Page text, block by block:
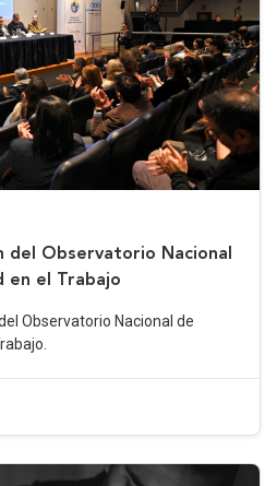
del Observatorio Nacional
en el Trabajo
Observatorio Nacional de